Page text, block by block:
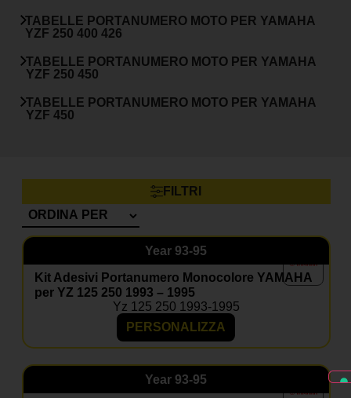
TABELLE PORTANUMERO MOTO PER YAMAHA
YZF 250 400 426
TABELLE PORTANUMERO MOTO PER YAMAHA
YZF 250 450
TABELLE PORTANUMERO MOTO PER YAMAHA
YZF 450
FILTRI
Year 93-95
Kit Adesivi Portanumero Monocolore YAMAHA
per YZ 125 250 1993 – 1995
Yz 125 250 1993-1995
PERSONALIZZA
Year 93-95